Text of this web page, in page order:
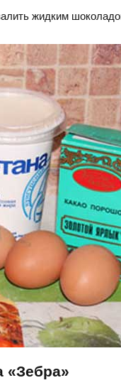
жидким
«Зебра»